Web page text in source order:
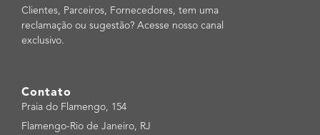
Clientes, Parceiros, Fornecedores, tem uma
reclamação ou sugestão? Acesse nosso canal
exclusivo.
Contato
Praia do Flamengo, 154
Flamengo-Rio de Janeiro, RJ